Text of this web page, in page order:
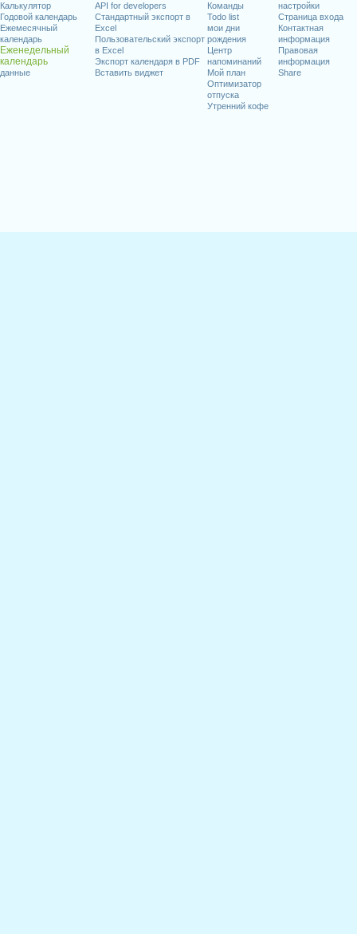
Калькулятор
Годовой календарь
Ежемесячный
календарь
Еженедельный
календарь
данные
API for developers
Стандартный экспорт в
Excel
Пользовательский экспорт
в Excel
Экспорт календаря в PDF
Вставить виджет
Команды
Todo list
мои дни
рождения
Центр
напоминаний
Мой план
Оптимизатор
отпуска
Утренний кофе
настройки
Страница входа
Контактная
информация
Правовая
информация
Share